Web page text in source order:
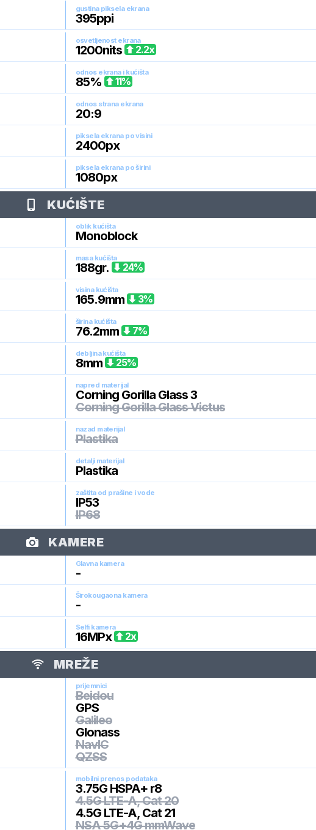
gustina piksela ekrana
395ppi
osvetljenost ekrana
1200nits 2.2x
odnos ekrana i kućišta
85% 11%
odnos strana ekrana
20:9
piksela ekrana po visini
2400px
piksela ekrana po širini
1080px
KUĆIŠTE
oblik kućišta
Monoblock
masa kućišta
188gr. 24%
visina kućišta
165.9mm 3%
širina kućišta
76.2mm 7%
debljina kućišta
8mm 25%
napred materijal
Corning Gorilla Glass 3
Corning Gorilla Glass Victus
nazad materijal
Plastika
detalji materijal
Plastika
zaštita od prašine i vode
IP53
IP68
KAMERE
Glavna kamera
-
Širokougaona kamera
-
Selfi kamera
16MPx 2x
MREŽE
prijemnici
Beidou
GPS
Galileo
Glonass
NavIC
QZSS
mobilni prenos podataka
3.75G HSPA+ r8
4.5G LTE-A, Cat 20
4.5G LTE-A, Cat 21
NSA 5G+4G mmWave